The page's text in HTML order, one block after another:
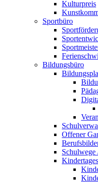
Kulturpreis
Sportbüro
Bildungsbüro
Offener
Schulwege